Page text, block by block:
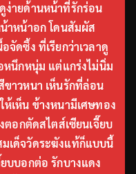
ง่ายด้านหน้าที่รักร่อน
าหน้าอก โดนสัมผัส
จัดซึ้ง ที่เรียกว่าเวลาดู
หนึกหนุ่ม แต่แกร่งไม่นิ่ม
าวหนา เห็นรักที่ล่อน
เห็น ข้างหนามีเศษทอง
ตอกตัดสไตส์เซียนเจี๊ยบ
เด็จวัดระฆังแท้ก็แบบนี้
บบอกต่อ รักบางแดง